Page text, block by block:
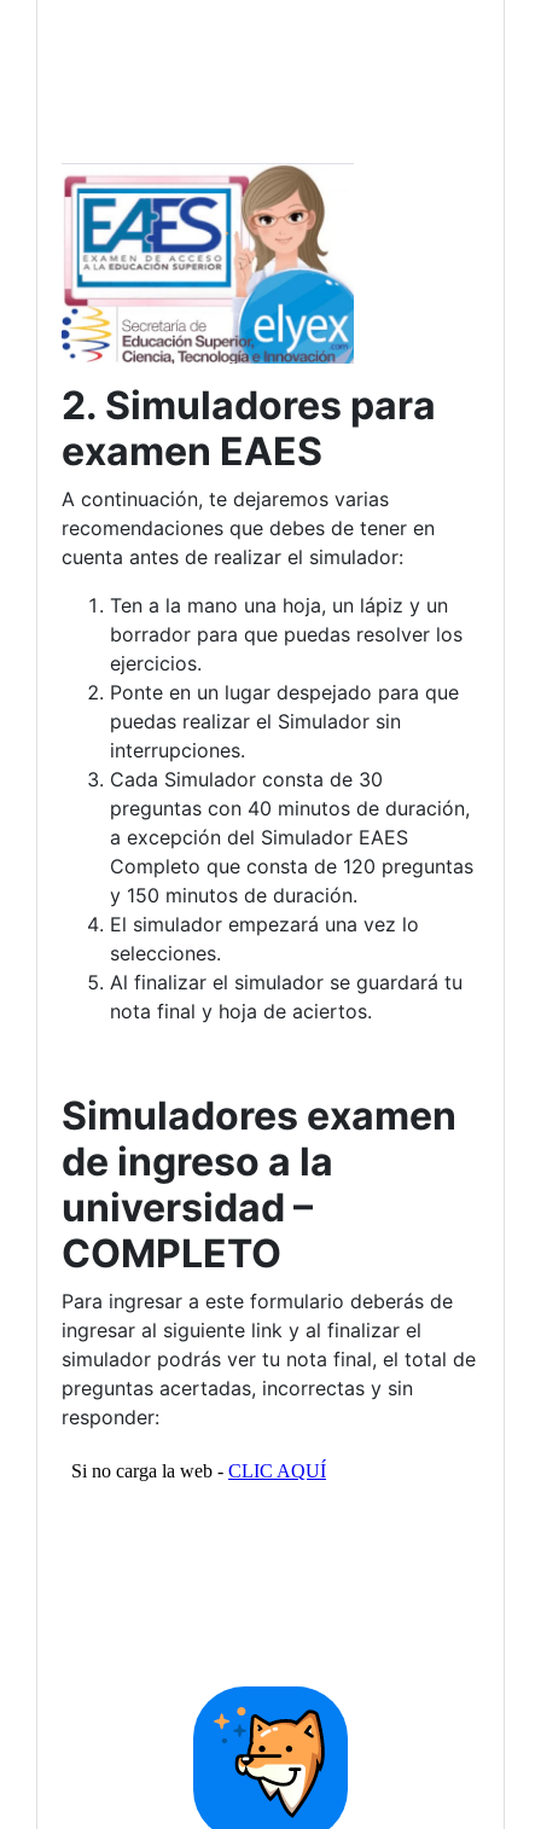
2. Simuladores para
examen EAES
A continuación, te dejaremos varias
recomendaciones que debes de tener en
cuenta antes de realizar el simulador:
Ten a la mano una hoja, un lápiz y un
borrador para que puedas resolver los
ejercicios.
Ponte en un lugar despejado para que
puedas realizar el Simulador sin
interrupciones.
Cada Simulador consta de 30
preguntas con 40 minutos de duración,
a excepción del Simulador EAES
Completo que consta de 120 preguntas
y 150 minutos de duración.
El simulador empezará una vez lo
selecciones.
Al finalizar el simulador se guardará tu
nota final y hoja de aciertos.
Simuladores examen
de ingreso a la
universidad –
COMPLETO
Para ingresar a este formulario deberás de
ingresar al siguiente link y al finalizar el
simulador podrás ver tu nota final, el total de
preguntas acertadas, incorrectas y sin
responder: